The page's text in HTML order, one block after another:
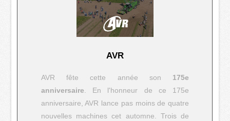
AVR
AVR fête cette année son 175e
anniversaire. En l'honneur de ce 175e
anniversaire, AVR lance pas moins de quatre
nouvelles machines cet automne. Trois de